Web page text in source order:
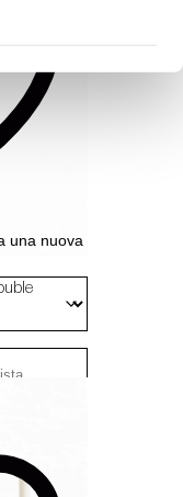
una nuova
link può